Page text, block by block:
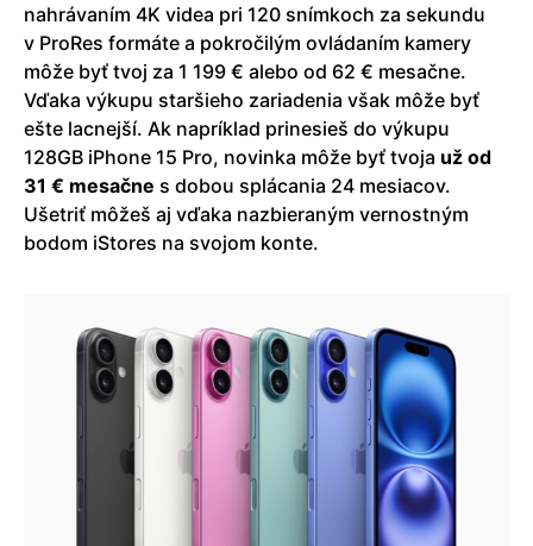
nahrávaním 4K videa pri 120 snímkoch za sekundu
v ProRes formáte a pokročilým ovládaním kamery
môže byť tvoj za 1 199 € alebo od 62 € mesačne.
Vďaka výkupu staršieho zariadenia však môže byť
ešte lacnejší. Ak napríklad prinesieš do výkupu
128GB iPhone 15 Pro, novinka môže byť tvoja už od
31 € mesačne s dobou splácania 24 mesiacov.
Ušetriť môžeš aj vďaka nazbieraným vernostným
bodom iStores na svojom konte.